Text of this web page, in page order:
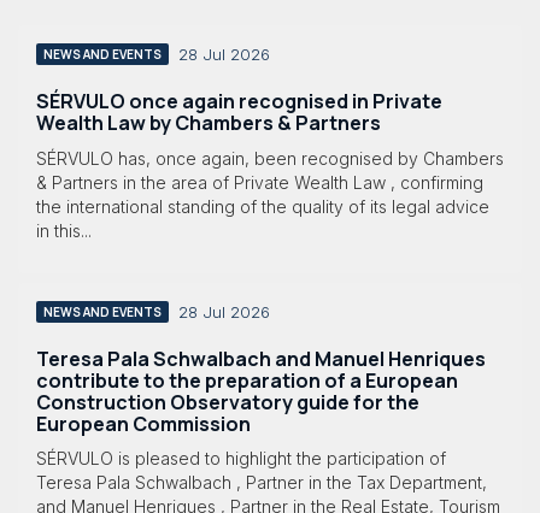
NEWS AND EVENTS 28 Jul 2026
SÉRVULO once again recognised in Private
Wealth Law by Chambers & Partners
SÉRVULO has, once again, been recognised by Chambers
& Partners in the area of Private Wealth Law , confirming
the international standing of the quality of its legal advice
in this...
NEWS AND EVENTS 28 Jul 2026
Teresa Pala Schwalbach and Manuel Henriques
contribute to the preparation of a European
Construction Observatory guide for the
European Commission
SÉRVULO is pleased to highlight the participation of
Teresa Pala Schwalbach , Partner in the Tax Department,
and Manuel Henriques , Partner in the Real Estate, Tourism